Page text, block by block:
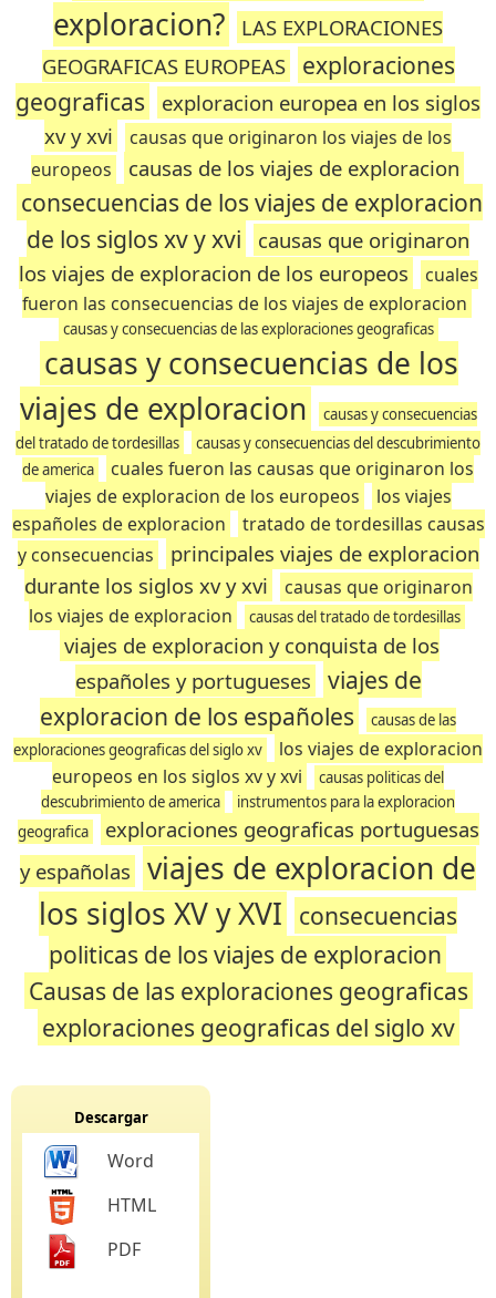
exploracion?
LAS EXPLORACIONES
GEOGRAFICAS EUROPEAS
exploraciones
geograficas
exploracion europea en los siglos
xv y xvi
causas que originaron los viajes de los
europeos
causas de los viajes de exploracion
consecuencias de los viajes de exploracion
de los siglos xv y xvi
causas que originaron
los viajes de exploracion de los europeos
cuales
fueron las consecuencias de los viajes de exploracion
causas y consecuencias de las exploraciones geograficas
causas y consecuencias de los
viajes de exploracion
causas y consecuencias
del tratado de tordesillas
causas y consecuencias del descubrimiento
de america
cuales fueron las causas que originaron los
viajes de exploracion de los europeos
los viajes
españoles de exploracion
tratado de tordesillas causas
y consecuencias
principales viajes de exploracion
durante los siglos xv y xvi
causas que originaron
los viajes de exploracion
causas del tratado de tordesillas
viajes de exploracion y conquista de los
españoles y portugueses
viajes de
exploracion de los españoles
causas de las
exploraciones geograficas del siglo xv
los viajes de exploracion
europeos en los siglos xv y xvi
causas politicas del
descubrimiento de america
instrumentos para la exploracion
geografica
exploraciones geograficas portuguesas
y españolas
viajes de exploracion de
los siglos XV y XVI consecuencias
politicas de los viajes de exploracion
Causas de las exploraciones geograficas
exploraciones geograficas del siglo xv
Descargar
Word
HTML
PDF